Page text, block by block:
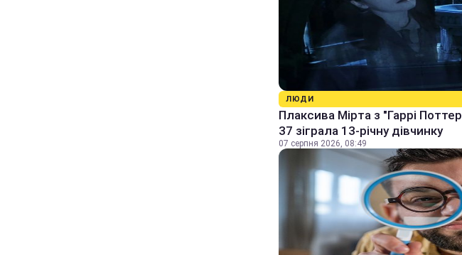
ЛЮДИ
Плаксива Мірта з "Гаррі
37 зіграла 13-річну дівчинку
07 серпня 2026, 08:49